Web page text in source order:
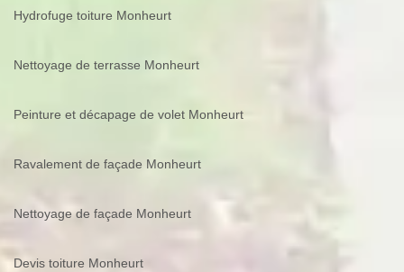
Hydrofuge toiture Monheurt
Nettoyage de terrasse Monheurt
Peinture et décapage de volet Monheurt
Ravalement de façade Monheurt
Nettoyage de façade Monheurt
Devis toiture Monheurt